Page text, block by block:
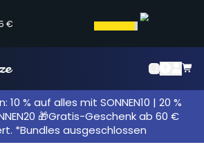
€
% auf alles mit SONNEN10 | 20 %
🎁Gratis-Geschenk ab 60 €
*Bundles ausgeschlossen